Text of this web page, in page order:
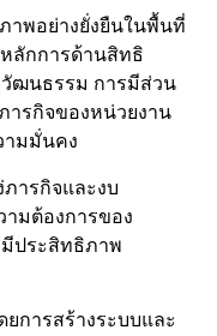
าพอย่างยั่งยืนในพื้นที่
ลักการด้านสิทธิ
ฒนธรรม การมีส่วน
รกิจของหน่วยงาน
ามมั่นคง
ารกิจและงบ
มต้องการของ
ประสิทธิภาพ
การสร้างระบบและ